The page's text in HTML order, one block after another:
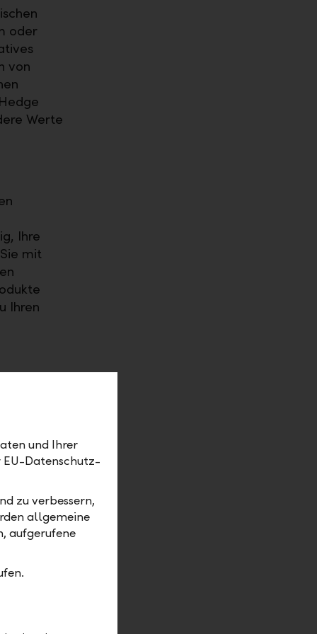
oder
von
Werte
Ihre
mit
Ihren
und Ihrer
EU-Datenschutz-
zu verbessern,
allgemeine
aufgerufene